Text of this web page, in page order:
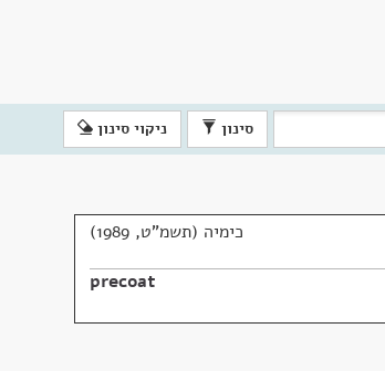
סינון ניקוי סינון
כימיה (תשמ"ט, 1989)
precoat